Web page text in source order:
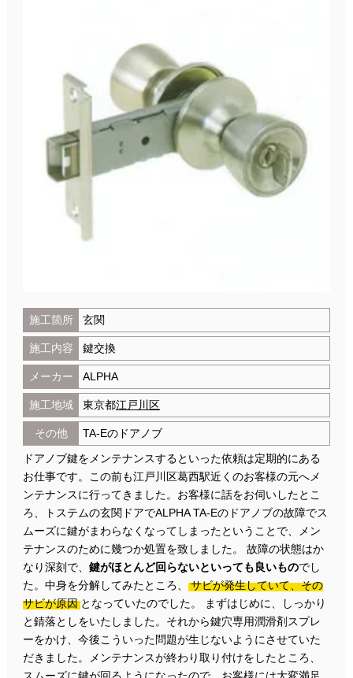
施工箇所 玄関
施工内容 鍵交換
メーカー ALPHA
施工地域 東京都江戸川区
その他
TA-Eのドアノブ
ドアノブ鍵をメンテナンスするといった依頼は定期的にある
お仕事です。この前も江戸川区葛西駅近くのお客様の元へメ
ンテナンスに行ってきました。お客様に話をお伺いしたとこ
ろ、トステムの玄関ドアでALPHA TA-Eのドアノブの故障でス
ムーズに鍵がまわらなくなってしまったということで、メン
テナンスのために幾つか処置を致しました。 故障の状態はか
なり深刻で、 鍵がほとんど回らないといっても良いものでし
た。中身を分解してみたところ、
サビが発生していて、その
サビが原因となっていたのでした。 まずはじめに、しっかり
と錆落としをいたしました。それから鍵穴専用潤滑剤スプレ
ーをかけ、今後こういった問題が生じないようにさせていた
だきました。メンテナンスが終わり取り付けをしたところ、
スムーズに鍵が回るようになったので、お客様には大変満足